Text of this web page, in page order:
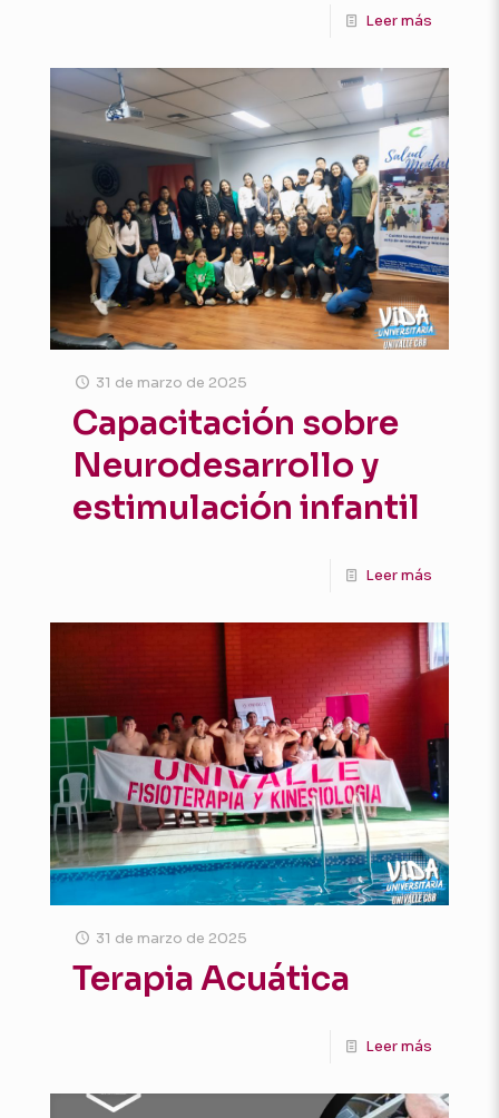
Leer más
31 de marzo de 2025
Capacitación sobre
Neurodesarrollo y
estimulación infantil
Leer más
31 de marzo de 2025
Terapia Acuática
Leer más